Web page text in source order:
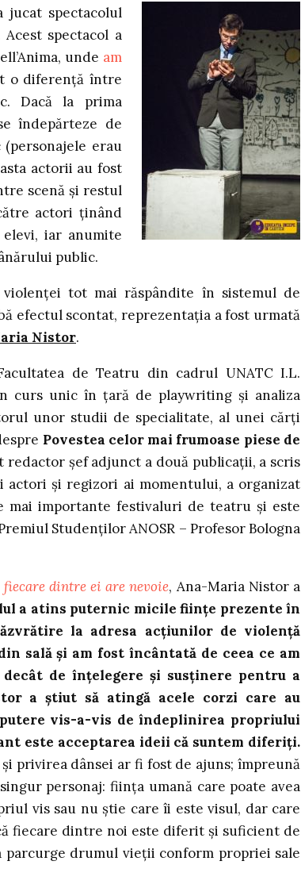
jucat spectacolul
Acest spectacol a
unde am
o diferență între
Dacă la prima
îndepărteze de
erau
actorii au fost
scenă și restul
actori ținând
iar anumite
public.
tot mai răspândite în sistemul de
efectul scontat, reprezentația a fost urmată
Nistor.
de Teatru din cadrul UNATC I.L.
curs unic în ţară de playwriting şi analiza
unor studii de specialitate, al unei cărţi
Povestea celor mai frumoase piese de
şef adjunct a două publicaţii, a scris
actori şi regizori ai momentului, a organizat
mai importante festivaluri de teatru şi este
Studenţilor ANOSR – Profesor Bologna
dintre ei are nevoie, Ana-Maria Nistor a
a atins puternic micile ființe prezente în
la adresa acțiunilor de violență
sală și am fost încântată de ceea ce am
de înțelegere și susținere pentru a
a știut să atingă acele corzi care au
vis-a-vis de îndeplinirea propriului
este acceptarea ideii că suntem diferiți.
și privirea dânsei ar fi fost de ajuns; împreună
personaj: ființa umană care poate avea
vis sau nu știe care îi este visul, dar care
fiecare dintre noi este diferit și suficient de
drumul vieții conform propriei sale